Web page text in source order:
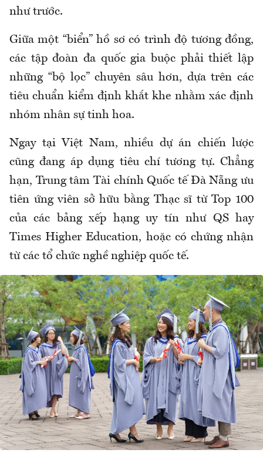
như trước.
Giữa một “biển” hồ sơ có trình độ tương đồng,
các tập đoàn đa quốc gia buộc phải thiết lập
những “bộ lọc” chuyên sâu hơn, dựa trên các
tiêu chuẩn kiểm định khắt khe nhằm xác định
nhóm nhân sự tinh hoa.
Ngay tại Việt Nam, nhiều dự án chiến lược
cũng đang áp dụng tiêu chí tương tự. Chẳng
hạn, Trung tâm Tài chính Quốc tế Đà Nẵng ưu
tiên ứng viên sở hữu bằng Thạc sĩ từ Top 100
của các bảng xếp hạng uy tín như QS hay
Times Higher Education, hoặc có chứng nhận
từ các tổ chức nghề nghiệp quốc tế.